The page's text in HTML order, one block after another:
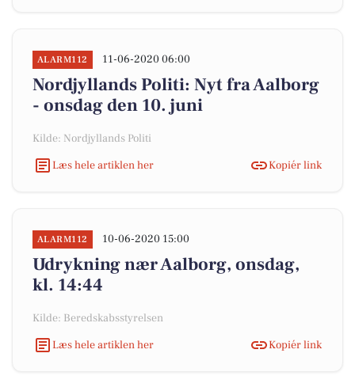
ALARM112 11-06-2020 06:00
Nordjyllands Politi: Nyt fra Aalborg
- onsdag den 10. juni
Kilde: Nordjyllands Politi
Læs hele artiklen her
Kopiér link
ALARM112 10-06-2020 15:00
Udrykning nær Aalborg, onsdag,
kl. 14:44
Kilde: Beredskabsstyrelsen
Læs hele artiklen her
Kopiér link